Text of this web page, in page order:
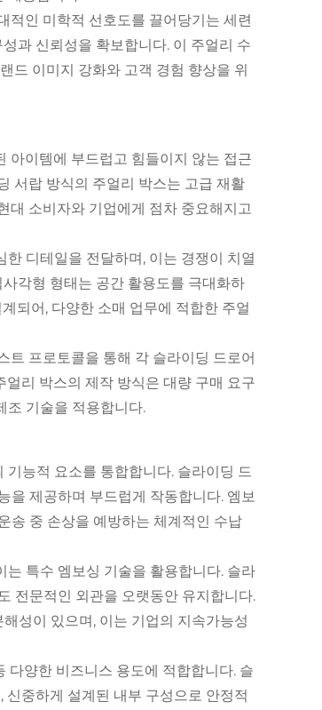
적인 미학적 선호도를 끌어당기는 세련
과 신뢰성을 확보합니다. 이 주얼리 수
드 이미지 강화와 고객 경험 향상을 위
아이템에 부드럽고 힘들이지 않는 접근
서랍 방식의 주얼리 박스는 고급 재활
대 소비자와 기업에게 점차 중요해지고
디테일을 전달하며, 이는 경쟁이 치열
각형 형태는 공간 활용도를 극대화하
되어, 다양한 소매 업무에 적합한 주얼
트 프로토콜을 통해 각 슬라이딩 드로어
리 박스의 제작 방식은 대량 구매 요구
조 기술을 적용합니다.
능적 요소를 통합합니다. 슬라이딩 드
을 제공하며 부드럽게 작동합니다. 엠보
송 중 손상을 예방하는 체계적인 수납
특수 엠보싱 기술을 활용합니다. 슬라
전문적인 외관을 오랫동안 유지합니다.
성이 있으며, 이는 기업의 지속가능성
다양한 비즈니스 용도에 적합합니다. 슬
중하게 설계된 내부 구성으로 안정적